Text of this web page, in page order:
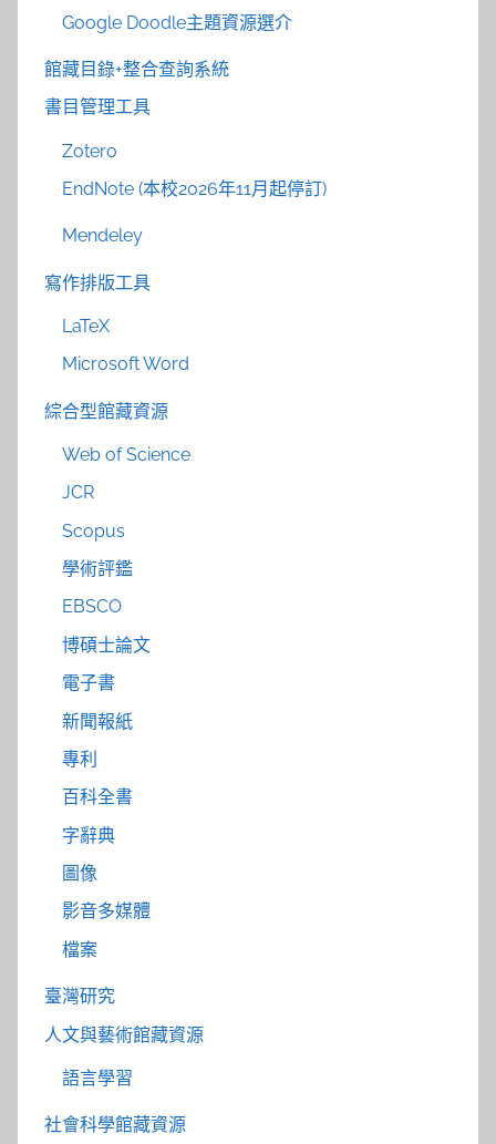
Google Doodle主題資源選介
館藏目錄+整合查詢系統
書目管理工具
Zotero
EndNote (本校2026年11月起停訂)
Mendeley
寫作排版工具
LaTeX
Microsoft Word
綜合型館藏資源
Web of Science
JCR
Scopus
學術評鑑
EBSCO
博碩士論文
電子書
新聞報紙
專利
百科全書
字辭典
圖像
影音多媒體
檔案
臺灣研究
人文與藝術館藏資源
語言學習
社會科學館藏資源